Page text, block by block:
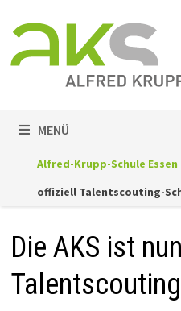
Inhalt
springen
MENÜ
Alfred-Krupp-Schule Essen
offiziell Talentscouting-
Die AKS ist